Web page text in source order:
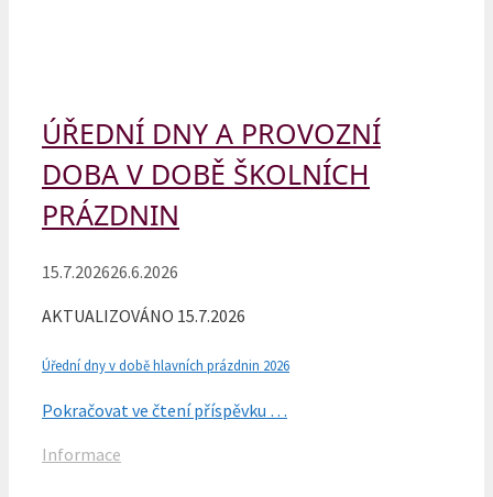
ÚŘEDNÍ DNY A PROVOZNÍ
DOBA V DOBĚ ŠKOLNÍCH
PRÁZDNIN
15.7.202626.6.2026
AKTUALIZOVÁNO 15.7.2026
Úřední dny v době hlavních prázdnin 2026
Pokračovat ve čtení příspěvku …
Rubriky
Informace